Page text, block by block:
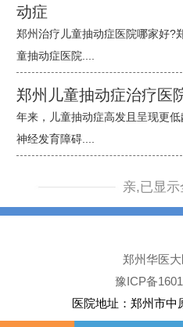
动症
郑州治疗儿童抽动症医院哪家好?
童抽动症医院....
郑州儿童抽动症治疗医
年来，儿童抽动症高发且呈现更
神经发育障碍....
亲,已显
郑州华医
豫ICP备
医院地址：郑州市中